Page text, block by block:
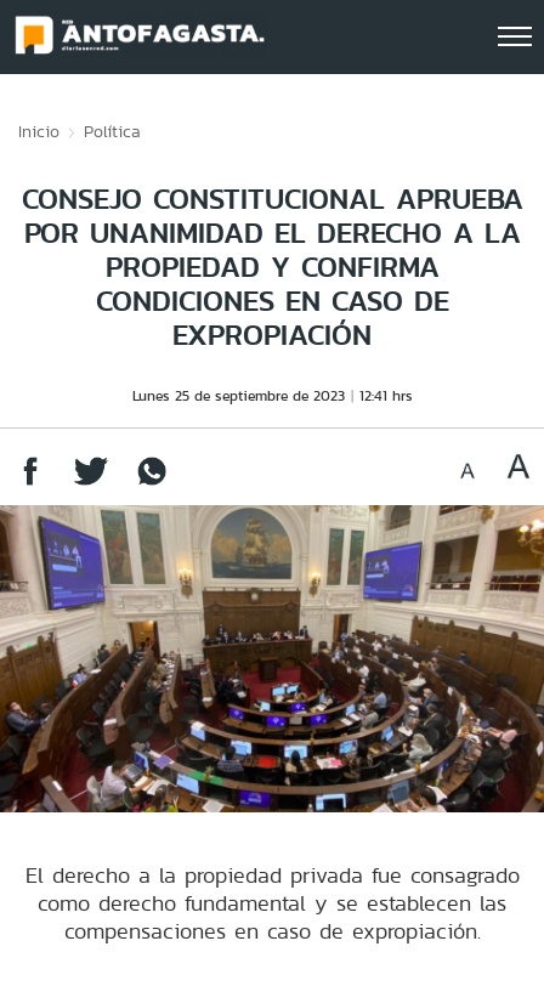
Inicio Política
CONSEJO CONSTITUCIONAL APRUEBA
POR UNANIMIDAD EL DERECHO A LA
PROPIEDAD Y CONFIRMA
CONDICIONES EN CASO DE
EXPROPIACIÓN
Lunes 25 de septiembre de 2023 12:41 hrs
El derecho a la propiedad privada fue consagrado
como derecho fundamental y se establecen las
compensaciones en caso de expropiación.